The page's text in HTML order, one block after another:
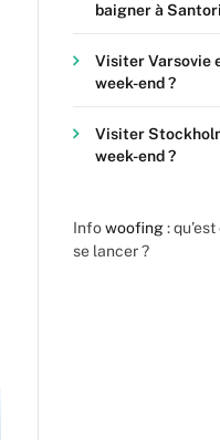
baigner à
Visiter Varsovie
week-end ?
Visiter
week-end ?
Infowoofing:
se lancer ?